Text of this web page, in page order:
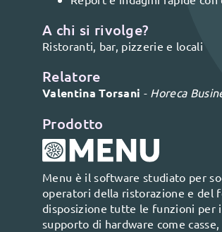
A chi si rivolge?
Ristoranti, bar, pizzerie e locali
Relatore
Valentina Torsani - Horeca
Prodotto
Menu è il software studiato per
operatori della ristorazione e del
disposizione tutte le funzioni per
supporto di hardware come